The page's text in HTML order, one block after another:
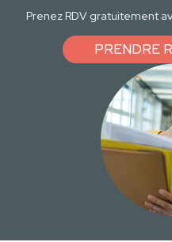
Prenez RDV gratuitement
PRENDRE